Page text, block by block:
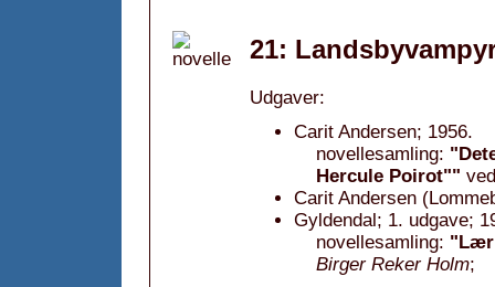
21:
Udgaver:
Carit Andersen; 1956.
novellesamling:
Hercule Poirot""
Carit Andersen
Gyldendal; 1. udgave;
novellesamling: "Lær
Birger Reker Holm;